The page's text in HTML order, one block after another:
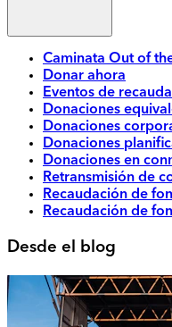
Caminata Out of
Donar ahora
Eventos de
Donaciones
Donaciones
Donaciones
Donaciones en
Retransmisión de
Recaudación de
Recaudación de
Desde el blog